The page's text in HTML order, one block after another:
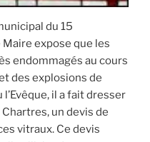
du 15
expose que les
endommagés au cours
des explosions de
il a fait dresser
un devis de
vitraux. Ce devis